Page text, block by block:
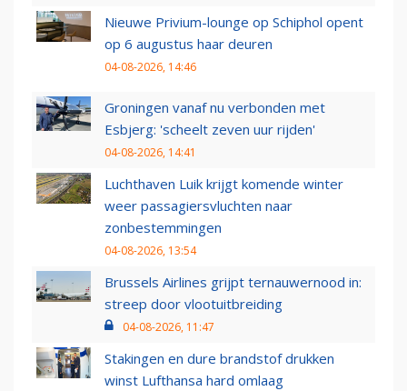
Nieuwe Privium-lounge op Schiphol opent
op 6 augustus haar deuren
04-08-2026, 14:46
Groningen vanaf nu verbonden met
Esbjerg: 'scheelt zeven uur rijden'
04-08-2026, 14:41
Luchthaven Luik krijgt komende winter
weer passagiersvluchten naar
zonbestemmingen
04-08-2026, 13:54
Brussels Airlines grijpt ternauwernood in:
streep door vlootuitbreiding
04-08-2026, 11:47
Stakingen en dure brandstof drukken
winst Lufthansa hard omlaag